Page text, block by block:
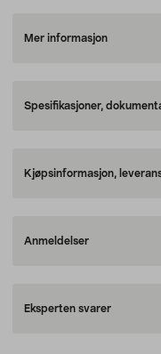
Mer informasjon
Spesifikasjoner,
Kjøpsinformasjon,
Anmeldelser
Eksperten svarer